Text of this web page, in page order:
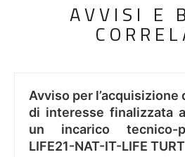
AVVISI E
Avviso per
di interesse finalizzata
un incarico tecnico-
LIFE21-NAT-IT-LIFE